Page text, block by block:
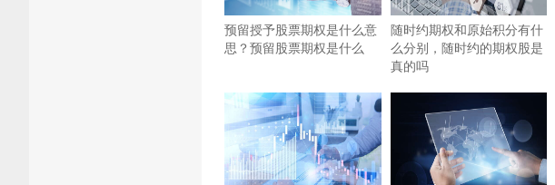
预留授予股票期权是什么意
思？预留股票期权是什么
随时约期权和原始积分有什
么分别，随时约的期权股是
真的吗